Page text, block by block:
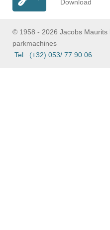
Download
© 1958 - 2026 Jacobs Maurits
Tel : (+32) 053/ 77 90 06